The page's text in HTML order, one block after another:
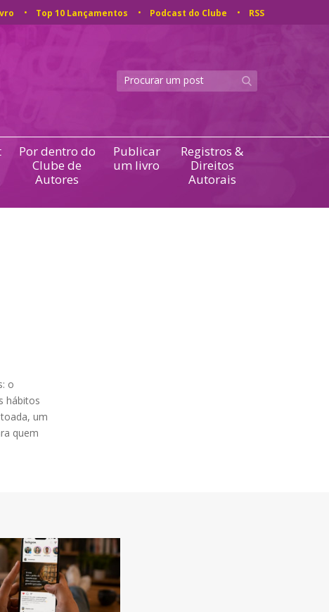
Top 10 Lançamentos Podcast do Clube RSS
Por dentro do
Clube de
Autores
Publicar
um livro
Registros &
Direitos
Autorais
o
hábitos
um
quem